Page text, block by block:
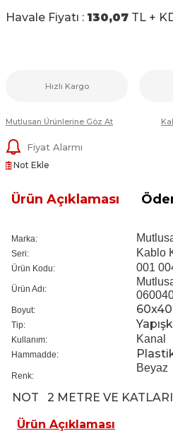
Havale Fiyatı : 130,07 TL +
Hızlı Kargo
Mutlusan Ürünlerine Göz At
Fiyat Alarmı
Not Ekle
Ürün Açıklaması
Marka:
Seri: Kablo
Ürün Kodu: 001
Ürün Adı:
Boyut:
Tip:
Kullanım: Kanal
Hammadde:
Renk:
Beyaz
NOT
2 METRE VE
Ürün Açıklaması